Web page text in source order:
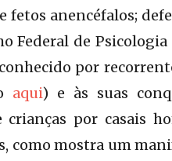
fetos anencéfalos;
Federal de
por
aqui) e às suas
crianças por casais
como mostra um